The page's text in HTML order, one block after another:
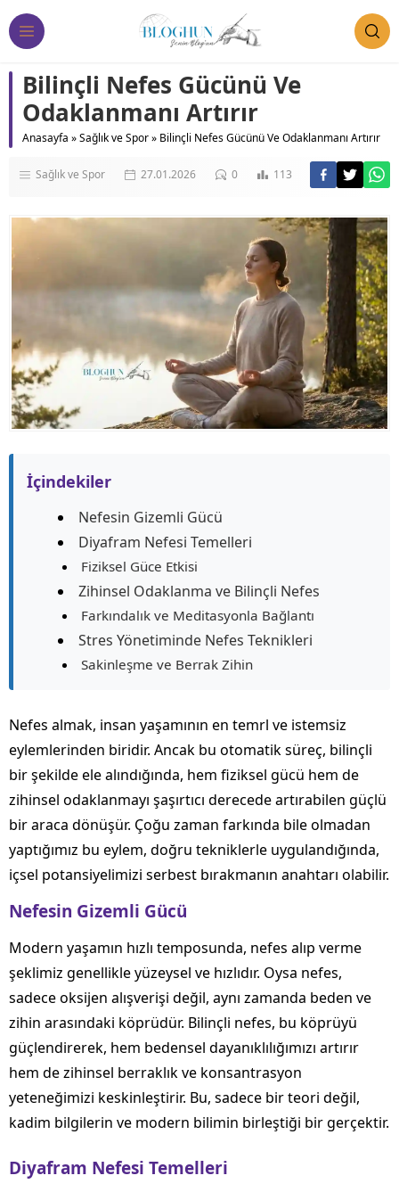
Bilinçli Nefes Gücünü Ve
Odaklanmanı Artırır
Anasayfa »Sağlık ve Spor» Bilinçli Nefes Gücünü Ve Odaklanmanı Artırır
Sağlık ve Spor 27.01.2026 0 113
İçindekiler
Nefesin Gizemli Gücü
Diyafram Nefesi Temelleri
Fiziksel Güce Etkisi
Zihinsel Odaklanma ve Bilinçli Nefes
Farkındalık ve Meditasyonla Bağlantı
Stres Yönetiminde Nefes Teknikleri
Sakinleşme ve Berrak Zihin
Nefes almak, insan yaşamının en temrl ve istemsiz
eylemlerinden biridir. Ancak bu otomatik süreç, bilinçli
bir şekilde ele alındığında, hem fiziksel gücü hem de
zihinsel odaklanmayı şaşırtıcı derecede artırabilen güçlü
bir araca dönüşür. Çoğu zaman farkında bile olmadan
yaptığımız bu eylem, doğru tekniklerle uygulandığında,
içsel potansiyelimizi serbest bırakmanın anahtarı olabilir.
Nefesin Gizemli Gücü
Modern yaşamın hızlı temposunda, nefes alıp verme
şeklimiz genellikle yüzeysel ve hızlıdır. Oysa nefes,
sadece oksijen alışverişi değil, aynı zamanda beden ve
zihin arasındaki köprüdür. Bilinçli nefes, bu köprüyü
güçlendirerek, hem bedensel dayanıklılığımızı artırır
hem de zihinsel berraklık ve konsantrasyon
yeteneğimizi keskinleştirir. Bu, sadece bir teori değil,
kadim bilgilerin ve modern bilimin birleştiği bir gerçektir.
Diyafram Nefesi Temelleri